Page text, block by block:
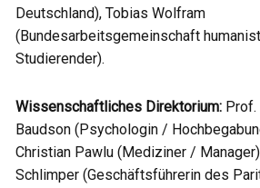
Deutschland), Tobias Wolfram
(Bundesarbeitsgemeinschaft
Studierender).
Wissenschaftliches Direktorium: Prof.
Baudson (Psychologin /
Christian Pawlu (Mediziner /
Schlimper (Geschäftsführerin des